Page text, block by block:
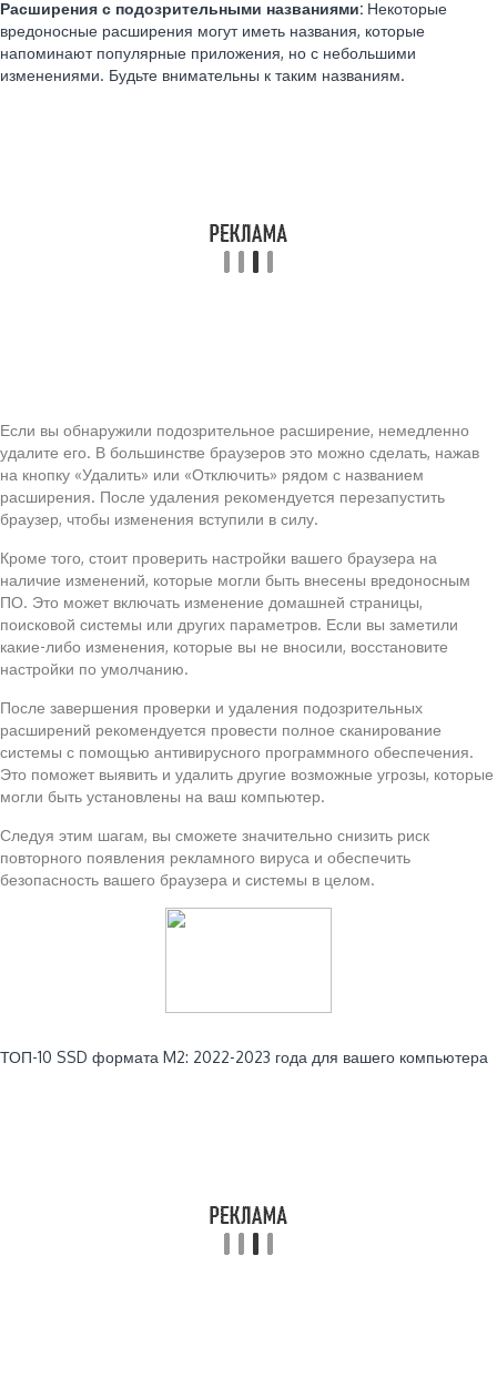
Расширения с подозрительными названиями: Некоторые
вредоносные расширения могут иметь названия, которые
напоминают популярные приложения, но с небольшими
изменениями. Будьте внимательны к таким названиям.
Если вы обнаружили подозрительное расширение, немедленно
удалите его. В большинстве браузеров это можно сделать, нажав
на кнопку «Удалить» или «Отключить» рядом с названием
расширения. После удаления рекомендуется перезапустить
браузер, чтобы изменения вступили в силу.
Кроме того, стоит проверить настройки вашего браузера на
наличие изменений, которые могли быть внесены вредоносным
ПО. Это может включать изменение домашней страницы,
поисковой системы или других параметров. Если вы заметили
какие-либо изменения, которые вы не вносили, восстановите
настройки по умолчанию.
После завершения проверки и удаления подозрительных
расширений рекомендуется провести полное сканирование
системы с помощью антивирусного программного обеспечения.
Это поможет выявить и удалить другие возможные угрозы, которые
могли быть установлены на ваш компьютер.
Следуя этим шагам, вы сможете значительно снизить риск
повторного появления рекламного вируса и обеспечить
безопасность вашего браузера и системы в целом.
ТОП-10 SSD формата M2: 2022-2023 года для вашего компьютера